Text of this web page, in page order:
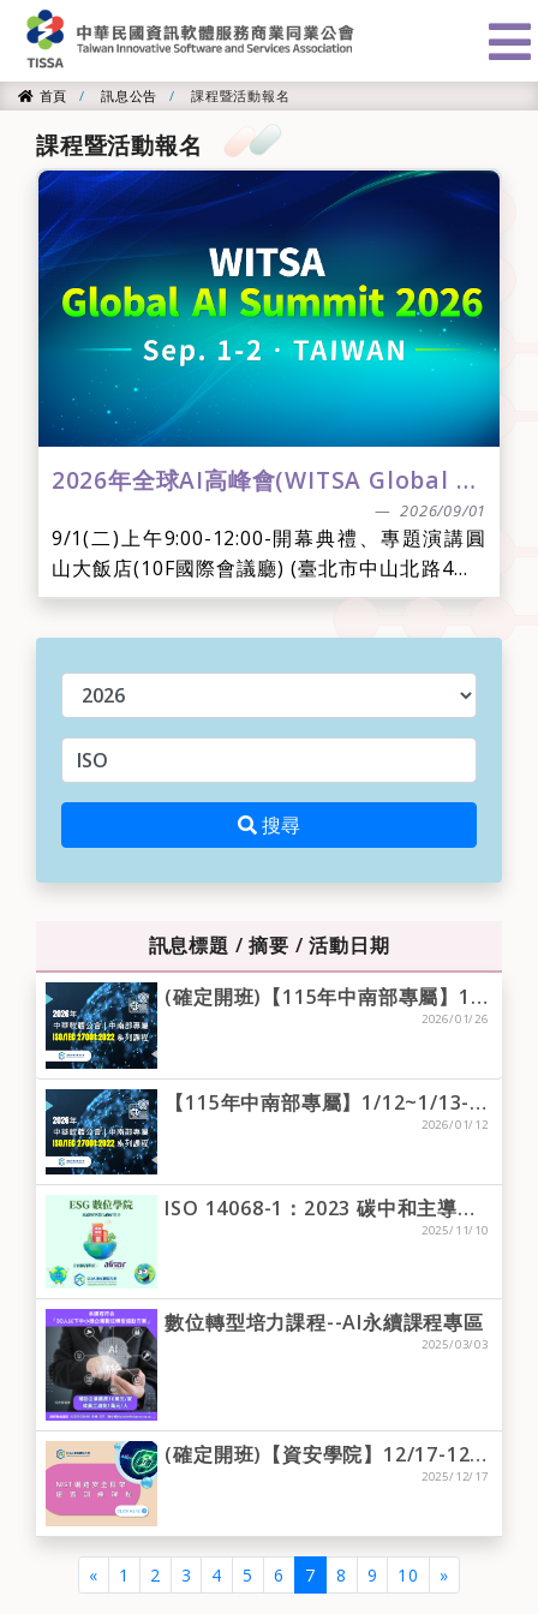
首頁
首頁 訊息公告 課程暨活動報名
課程暨活動報名
2026年全球AI高峰會(WITSA Global AI Summit 2026)
2026/09/01
9/1(二)上午9:00-12:00-開幕典禮、專題演講圓
山大飯店(10F國際會議廳) (臺北市中山北路4段1
號)時間議程主講人09:00-09:30報到09:30-09:35
商業同業公會(TISSA)理事長、世界創新...
年度
請輸入關鍵字
搜尋
搜尋
訊息標題 / 摘要 / 活動日期
(確定開班)【115年中南部專屬】1/26~1/30-台中場-ISO/IEC 27001:2022 主導稽核員訓練課程
2026/01/26
【115年中南部專屬】1/12~1/13-高雄場-ISO/IEC 27001:2022 主導稽核員「轉版」訓練課程（二日）
2026/01/12
ISO 14068-1：2023 碳中和主導查證員培訓課程(11/10 - 11/12) (本課程符合數位轉型培力課程補助)
2025/11/10
數位轉型培力課程--AI永續課程專區
2025/03/03
(確定開班)【資安學院】12/17-12/18 NIST網路安全框架建置訓練課程
2025/12/17
« 1 2 3 4 5 6 7(current)
8 9 10 »